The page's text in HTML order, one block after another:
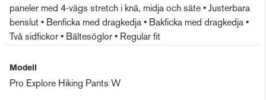
paneler med 4-vägs stretch i knä, midja och säte • Justerbara
benslut • Benficka med dragkedja • Bakficka med dragkedja •
Två sidfickor • Bältesöglor • Regular fit
Modell
Pro Explore Hiking Pants W